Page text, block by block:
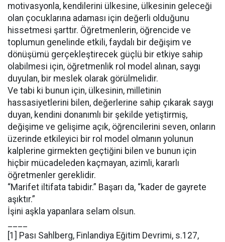
motivasyonla, kendilerini ülkesine, ülkesinin geleceği
olan çocuklarına adaması için değerli olduğunu
hissetmesi şarttır. Öğretmenlerin, öğrencide ve
toplumun genelinde etkili, faydalı bir değişim ve
dönüşümü gerçekleştirecek güçlü bir etkiye sahip
olabilmesi için, öğretmenlik rol model alınan, saygı
duyulan, bir meslek olarak görülmelidir.
Ve tabi ki bunun için, ülkesinin, milletinin
hassasiyetlerini bilen, değerlerine sahip çıkarak saygı
duyan, kendini donanımlı bir şekilde yetiştirmiş,
değişime ve gelişime açık, öğrencilerini seven, onların
üzerinde etkileyici bir rol model olmanın yolunun
kalplerine girmekten geçtiğini bilen ve bunun için
hiçbir mücadeleden kaçmayan, azimli, kararlı
öğretmenler gereklidir.
“Marifet iltifata tabidir.” Başarı da, “kader de gayrete
aşıktır.”
İşini aşkla yapanlara selam olsun.
[1] Pası Sahlberg, Finlandiya Eğitim Devrimi, s.127,